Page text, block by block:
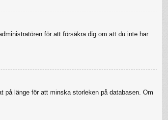
för att försäkra dig om att du inte har
på länge för att minska storleken på databasen. Om